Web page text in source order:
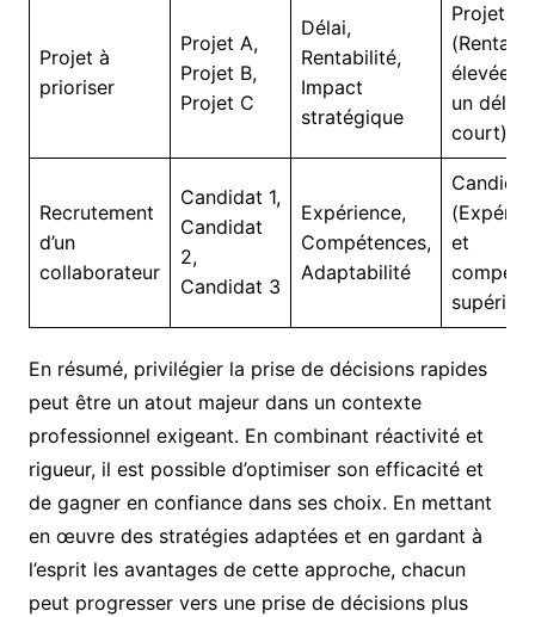
Projet à
prioriser
Projet A,
Projet B,
Projet C
Délai,
Rentabilité,
Impact
stratégique
Projet B
élevée
un délai
court)
Recrutement
d’un
collaborateur
Candidat 1,
Candidat
2,
Candidat 3
Expérience,
Compétences,
Adaptabilité
et
En résumé, privilégier la prise de décisions rapides
peut être un atout majeur dans un contexte
professionnel exigeant. En combinant réactivité et
rigueur, il est possible d’optimiser son efficacité et
de gagner en confiance dans ses choix. En mettant
en œuvre des stratégies adaptées et en gardant à
l’esprit les avantages de cette approche, chacun
peut progresser vers une prise de décisions plus